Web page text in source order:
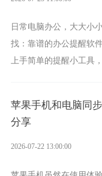
日常电脑办公，大大小
找：靠谱的办公提醒软
上手简单的提醒小工具
苹果手机和电脑同
分享
2026-07-22 13:00:00